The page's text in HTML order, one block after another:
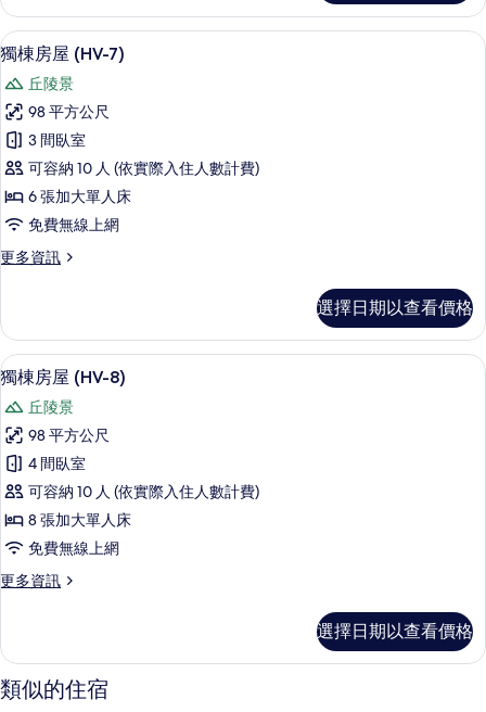
相
片
房
屋
(HV-
的
詳
情
顯
示
獨
棟
房
屋
(HV-
7)
的
相
片
獨棟房屋 (HV-7) | 書桌、筆電工作空
25
獨棟房屋 (HV-7)
丘陵景
98 平方公尺
3 間臥室
可容納 10 人 (依實際入住人數計費)
6 張加大單人床
免費無線上網
更多資訊
更
房
屋
(HV-
的
詳
情
選擇日期以查看價格
顯
示
獨
棟
房
屋
(HV-
8)
的
相
片
獨棟房屋 (HV-8) | 書桌、筆電工作空
28
獨棟房屋 (HV-8)
丘陵景
98 平方公尺
4 間臥室
可容納 10 人 (依實際入住人數計費)
8 張加大單人床
免費無線上網
更多資訊
更
房
屋
(HV-
選擇日期以查看價格
類似的住宿